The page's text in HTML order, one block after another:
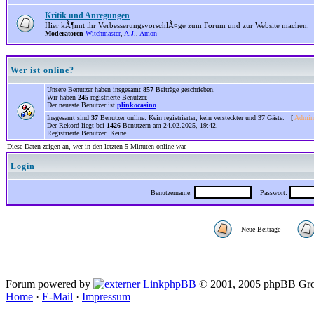
Kritik und Anregungen
Hier kÃ¶nnt ihr VerbesserungsvorschlÃ¤ge zum Forum und zur Website machen.
Moderatoren Witchmaster, A.J. Amon
Wer ist online?
Unsere Benutzer haben insgesamt 857 Beiträge geschrieben.
Wir haben 245 registrierte Benutzer.
Der neueste Benutzer ist plinkocasino
Insgesamt sind 37 Benutzer online: Kein registrierter, kein versteckter und 37 Gäste. [
Der Rekord liegt bei 1426 Benutzern am 24.02.2025, 19:42.
Registrierte Benutzer: Keine
Diese Daten zeigen an, wer in den letzten 5 Minuten online war.
Login
Benutzername: Passwort:
Neue Beiträge
Forum powered by phpBB © 2001, 2005 phpBB
Home · E-Mail · Impressum